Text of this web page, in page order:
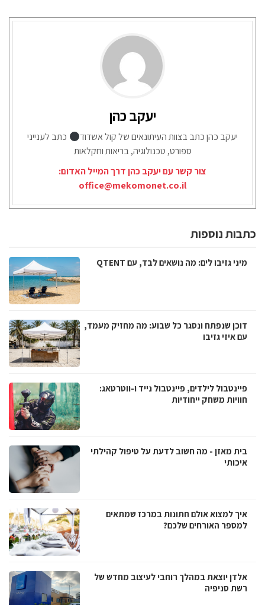
יעקב כהן
יעקב כהן כתב בצוות העיתונאים של קול אשדוד
כתב לענייני
ספורט, טכנולוגיה, בריאות וחקלאות
צור קשר עם יעקב כהן דרך המייל האדום:
office@mekomonet.co.il
כתבות נוספות
מיני גזיבו לים: מה נושאים לבד, עם QTENT
דוכן שנפתח ונסגר כל שבוע: מה מחזיק מעמד,
עם איזי גזיבו
פיינטבול לילדים, פיינטבול נייד ו-ווטרטאג:
חוויות משחק ייחודיות
בית מאזן - מה חשוב לדעת על טיפול קהילתי
איכותי
איך למצוא אולם חתונות במרכז שמתאים
למספר האורחים שלכם?
אלדן יוצאת במהלך רוחבי לעיצוב מחדש של
רשת סניפיה